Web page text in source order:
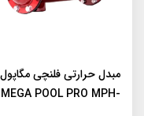
مبدل حرارتی فلنچی مگاپول
MEGA POOL PRO MPH-